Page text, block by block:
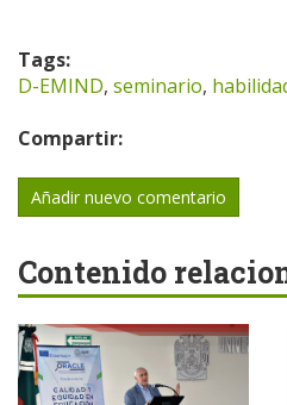
Tags:
D-EMIND, seminario,
Compartir:
Añadir nuevo comentario
Contenido